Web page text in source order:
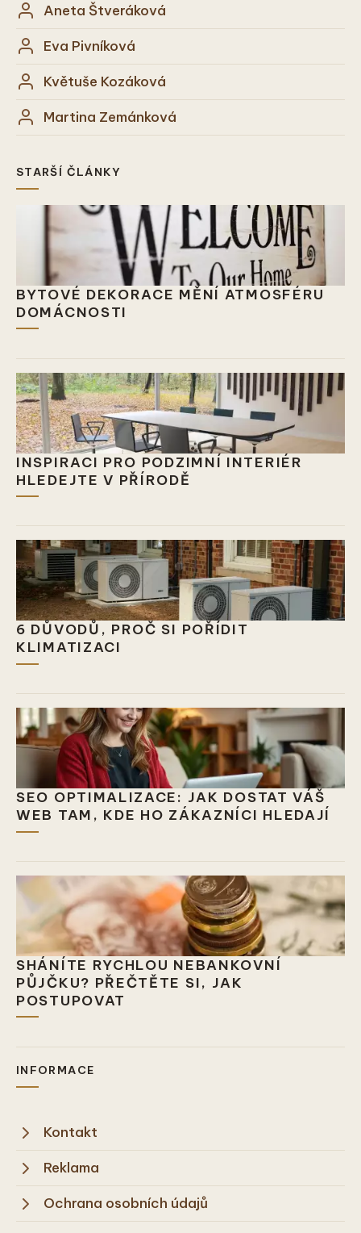
Aneta Štveráková
Eva Pivníková
Květuše Kozáková
Martina Zemánková
STARŠÍ ČLÁNKY
BYTOVÉ DEKORACE MĚNÍ ATMOSFÉRU
DOMÁCNOSTI
INSPIRACI PRO PODZIMNÍ INTERIÉR
HLEDEJTE V PŘÍRODĚ
6 DŮVODŮ, PROČ SI POŘÍDIT
KLIMATIZACI
SEO OPTIMALIZACE: JAK DOSTAT VÁŠ
WEB TAM, KDE HO ZÁKAZNÍCI HLEDAJÍ
SHÁNÍTE RYCHLOU NEBANKOVNÍ
PŮJČKU? PŘEČTĚTE SI, JAK
POSTUPOVAT
INFORMACE
Kontakt
Reklama
Ochrana osobních údajů